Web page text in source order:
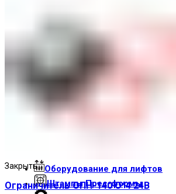
Посты управления
Световые индикаторы
Зуммеры
Электрощитовое оборудование
Оборудование для лифтов
Штампы Прес-формы
Закрыть
Ограничитель ОПН-140 О*4 24В